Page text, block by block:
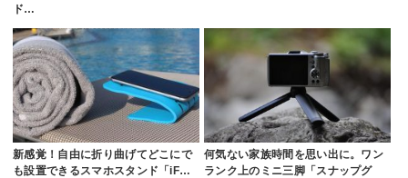
ド…
新感覚！自由に折り曲げてどこにで
も設置できるスマホスタンド「iF…
何気ない家族時間を思い出に。ワン
ランク上のミニ三脚「スナップグ